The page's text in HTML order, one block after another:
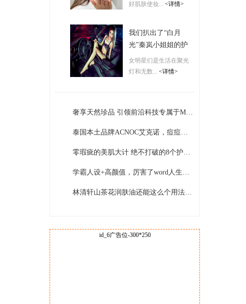
好肌肤使妆... <详情>
我们扒出了“白月
光”秦岚小姐姐的护
肤保湿秘诀-------
ORBIS
女明星们是生活在聚光
灯和无数... <详情>
奢享天然珍品 引领前沿科技专属于MiriamQuevedo迷莲卡薇的理念与创新
泰国本土品牌ACNOC艾克诺，痘痘肌的福音
零瑕疵的美肌大计 绝不打破的8个护肤原则
学霸人设+高颜值，厉害了word人生赢家关晓彤
林清轩山茶花润肤油还能这么个用法？太优秀了吧！
id_6广告位-300*250